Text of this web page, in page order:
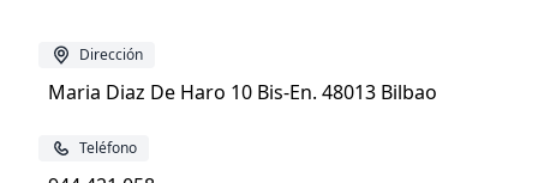
Dirección
Maria Diaz De Haro 10 Bis-En. 48013 Bilbao
Teléfono